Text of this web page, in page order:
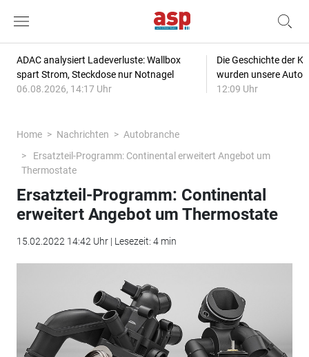
ADAC analysiert Ladeverluste: Wallbox
spart Strom, Steckdose nur Notnagel
06.08.2026, 14:17 Uhr
Die Geschichte der
wurden unsere
12:09 Uhr
Home Nachrichten
Autobranche
Ersatzteil-Programm: Continental erweitert Angebot um
Thermostate
Ersatzteil-Programm: Continental
erweitert Angebot um Thermostate
15.02.2022 14:42 Uhr | Lesezeit: 4 min